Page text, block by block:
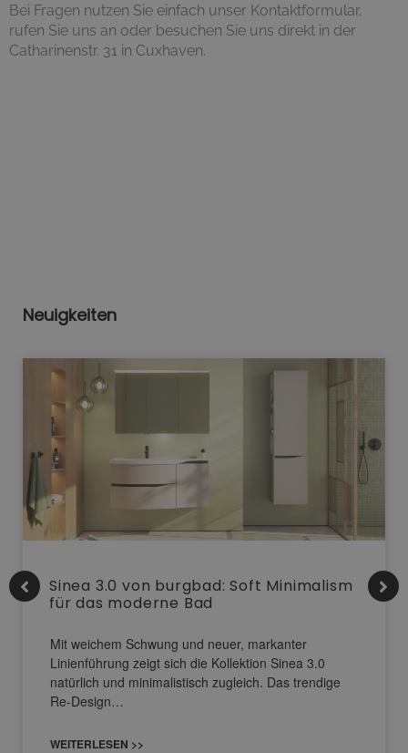
Bei Fragen nutzen Sie einfach unser Kontaktformular,
rufen Sie uns an oder besuchen Sie uns direkt in der
Catharinenstr. 31 in Cuxhaven.
Neuigkeiten
Sinea 3.0 von burgbad: Soft Minimalism
für das moderne Bad
Mit weichem Schwung und neuer, markanter
Linienführung zeigt sich die Kollektion Sinea 3.0
natürlich und minimalistisch zugleich. Das trendige
Re-Design…
WEITERLESEN >>